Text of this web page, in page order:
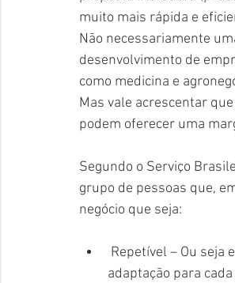
muito mais rápida e
Não necessariamente
desenvolvimento de
como medicina e
Mas vale acrescentar
podem oferecer uma
Segundo o Serviço
grupo de pessoas que,
negócio que seja:
adaptação para